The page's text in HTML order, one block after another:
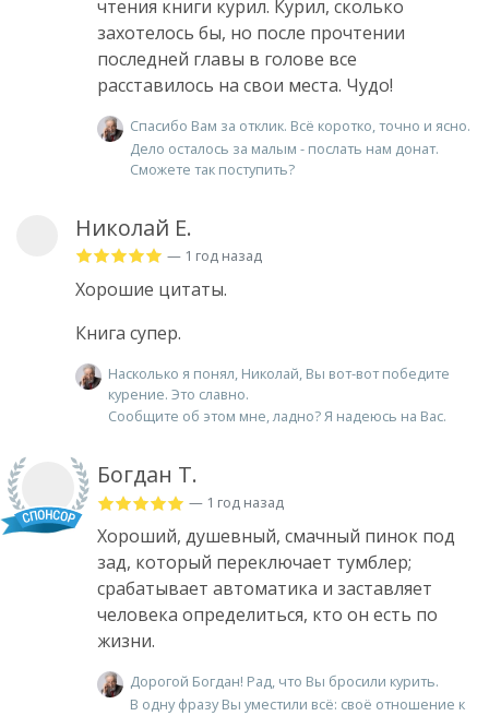
чтения книги курил. Курил, сколько
захотелось бы, но после прочтении
последней главы в голове все
расставилось на свои места. Чудо!
Спасибо Вам за отклик. Всё коротко, точно и ясно.
Дело осталось за малым - послать нам донат.
Сможете так поступить?
Николай Е.
— 1 год назад
Хорошие цитаты.
Книга супер.
Насколько я понял, Николай, Вы вот-вот победите
курение. Это славно.
Сообщите об этом мне, ладно? Я надеюсь на Вас.
Богдан Т.
— 1 год назад
Хороший, душевный, смачный пинок под
зад, который переключает тумблер;
срабатывает автоматика и заставляет
человека определиться, кто он есть по
жизни.
Дорогой Богдан! Рад, что Вы бросили курить.
В одну фразу Вы уместили всё: своё отношение к